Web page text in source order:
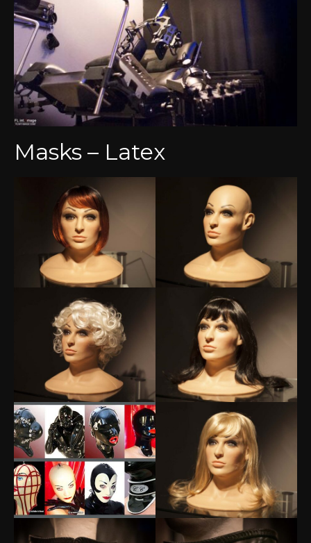
Masks – Latex